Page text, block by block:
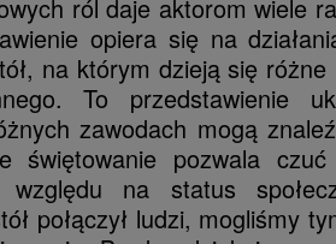
ról daje aktorom wiele
opiera się na
na którym dzieją się
To przedstawienie
zawodach mogą
świętowanie pozwala
względu na status
połączył ludzi, mogliśmy